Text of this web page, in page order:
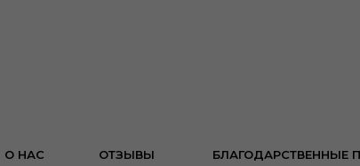
О НАС БЛАГОДАРСТВЕННЫЕ
ОТЗЫВЫ